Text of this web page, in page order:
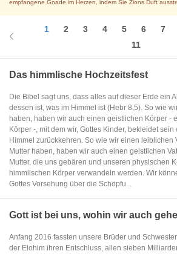
empfangene Gnade im Herzen, indem Sie Zions Duft
1 2 3 4 5 6 7
11
Das himmlische Hochzeitsfest
Die Bibel sagt uns, dass alles auf dieser Erde ein
dessen ist, was im Himmel ist (Hebr 8,5). So wie
haben, haben wir auch einen geistlichen Körper -
Körper -, mit dem wir, Gottes Kinder, bekleidet
Himmel zurückkehren. So wie wir einen leiblichen
Mutter haben, haben wir auch einen geistlichen
Mutter, die uns gebären und unseren physischen
himmlischen Körper verwandeln werden. Wir
Gottes Vorsehung über die Schöpfu...
Gott ist bei uns, wohin wir auch
Anfang 2016 fassten unsere Brüder und
der Elohim ihren Entschluss, allen sieben